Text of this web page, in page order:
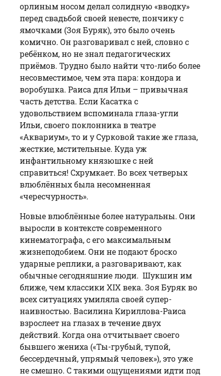
орлиным носом делал солидную «вводку»
перед свадьбой своей невесте, пончику с
ямочками (Зоя Буряк), это было очень
комично. Он разговаривал с ней, словно с
ребёнком, но не знал педагогических
приёмов. Трудно было найти что-либо более
несовместимое, чем эта пара: кондора и
воробушка. Раиса для Ильи – привычная
часть детства. Если Касатка с
удовольствием вспоминала глаза-угли
Ильи, своего поклонника в театре
«Аквариум», то и у Сурковой такие же глаза,
жесткие, мстительные. Куда уж
инфантильному князюшке с ней
справиться! Схрумкает. Во всех четверых
влюблённых была несомненная
«чересчурность».
Новые влюблённые более натуральны. Они
выросли в контексте современного
кинематографа, с его максимальным
жизнеподобием. Они не подают броско
ударные реплики, а разговаривают, как
обычные сегодняшние люди. Шукшин им
ближе, чем классики XIX века. Зоя Буряк во
всех ситуациях умиляла своей супер-
наивностью. Василина Кириллова-Раиса
взрослеет на глазах в течение двух
действий. Когда она отчитывает своего
бывшего жениха («Ты-грубый, тупой,
бессердечный, упрямый человек»), это уже
не смешно. С такими ощущениями идти под